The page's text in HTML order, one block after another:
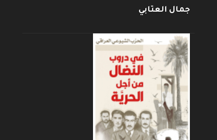
جمال العتابي